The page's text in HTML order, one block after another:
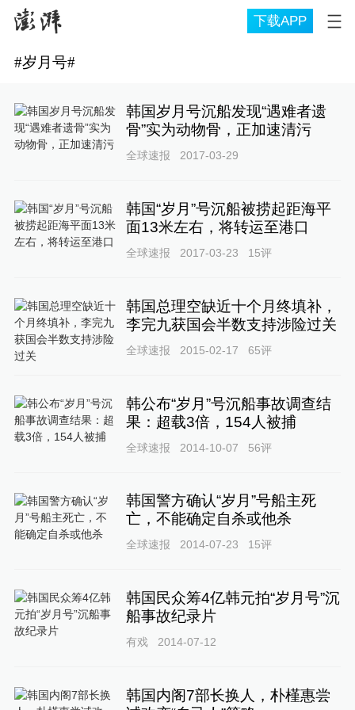
下载APP
#岁月号#
韩国岁月号沉船发现“遇难者遗
骨”实为动物骨，正加速清污
全球速报 2017-03-29
韩国“岁月”号沉船被捞起距海平
面13米左右，将转运至港口
全球速报 2017-03-23 15评
韩国总理空缺近十个月终填补，
李完九获国会半数支持涉险过关
全球速报 2015-02-17 65评
韩公布“岁月”号沉船事故调查结
果：超载3倍，154人被捕
全球速报 2014-10-07 56评
韩国警方确认“岁月”号船主死
亡，不能确定自杀或他杀
全球速报 2014-07-23 15评
韩国民众筹4亿韩元拍“岁月号”沉
船事故纪录片
有戏 2014-07-12
韩国内阁7部长换人，朴槿惠尝